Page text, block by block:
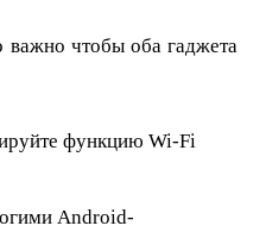
важно чтобы оба гаджета
функцию Wi-Fi
Android-